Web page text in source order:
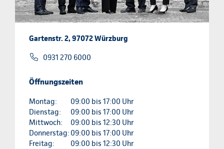
Gartenstr. 2, 97072 Würzburg
0931 270 6000
Öffnungszeiten
Montag:
09:00 bis 17:00 Uhr
Dienstag:
09:00 bis 17:00 Uhr
Mittwoch:
09:00 bis 12:30 Uhr
Donnerstag: 09:00 bis 17:00 Uhr
Freitag:
09:00 bis 12:30 Uhr